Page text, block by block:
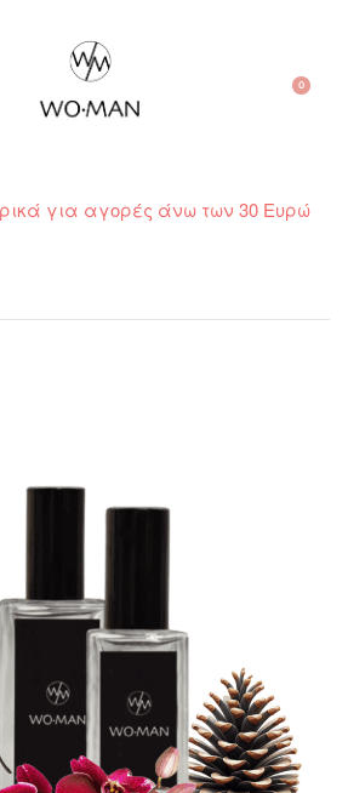
0
για αγορές άνω των 30 Ευρώ